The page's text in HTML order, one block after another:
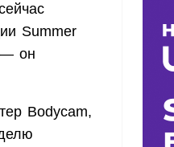
Summer
— он
Bodycam,